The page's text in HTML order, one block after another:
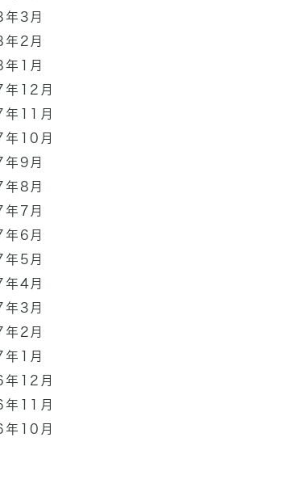
3月
2月
1月
12月
11月
10月
9月
8月
7月
6月
5月
4月
3月
2月
1月
12月
11月
10月